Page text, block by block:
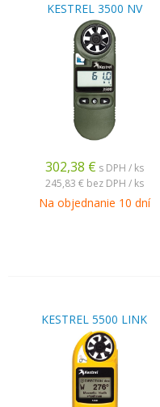
KESTREL 3500 NV
302,38 € s DPH / ks
245,83 € bez DPH / ks
Na objednanie 10 dní
KESTREL 5500 LINK